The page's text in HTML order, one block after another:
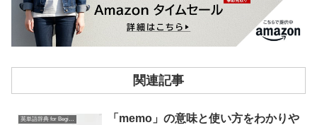
関連記事
英単語辞典 for Beginners
「memo」の意味と使い方をわかりや